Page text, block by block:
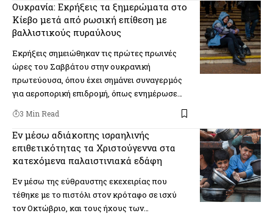
Ουκρανία: Εκρήξεις τα ξημερώματα στο
Κίεβο μετά από ρωσική επίθεση με
βαλλιστικούς πυραύλους
Εκρήξεις σημειώθηκαν τις πρώτες πρωινές
ώρες του Σαββάτου στην ουκρανική
πρωτεύουσα, όπου έχει σημάνει συναγερμός
για αεροπορική επιδρομή, όπως ενημέρωσε…
3 Min Read
Εν μέσω αδιάκοπης ισραηλινής
επιθετικότητας τα Χριστούγεννα στα
κατεχόμενα παλαιστινιακά εδάφη
Εν μέσω της εύθραυστης εκεχειρίας που
τέθηκε με το πιστόλι στον κρόταφο σε ισχύ
τον Οκτώβριο, και τους ήχους των…